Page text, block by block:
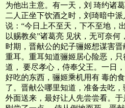
为他出主意。有一天，刘 琦约诸
二人正坐下饮酒之时，刘琦暗中
说：“今日上不至天，下不至地，
以赐教矣”诸葛亮 见状，无可奈何
时期，晋献公的妃子骊姬想谋害
重耳。重耳知道骊姬居心险恶，
道， 要尽孝心，侍奉父王。一日
好吃的东西，骊姬乘机用有 毒的
了。晋献公哪里知道，准备去吃
外面送来，最好让人先尝尝看。